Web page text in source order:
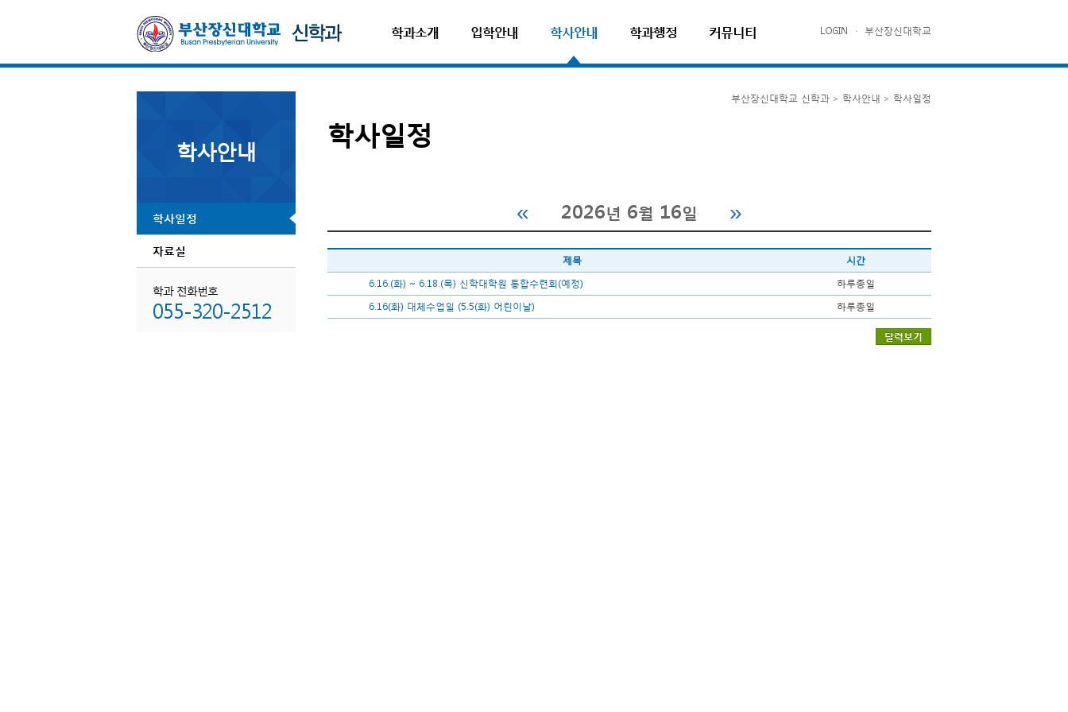
학과소개 입학안내 학사안내 학과행정 커뮤니티 LOGIN · 부산장신대학교
학사안내
학사일정
자료실
학과 전화번호
055-320-2512
부산장신대학교 신학과 > 학사안내 > 학사일정
학사일정
2026년 6월 16일
제목
시간
6.16.(화) ~ 6.18.(목) 신학대학원 통합수련회(예정)
하루종일
6.16(화) 대체수업일 (5.5(화) 어린이날)
하루종일